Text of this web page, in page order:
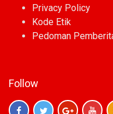
Privacy Policy
Kode Etik
Pedoman
Follow